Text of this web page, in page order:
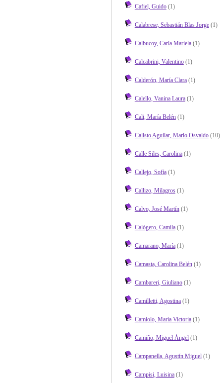
Cafiel, Guido(1)
Calabrese, Sebastián Blas Jorge(1)
Calbucoy, Carla Mariela(1)
Calcabrini, Valentino(1)
Calderón, María Clara(1)
Calello, Vanina Laura(1)
Cali, María Belén(1)
Calisto Aguilar, Mario Osvaldo(10)
Calle Siles, Carolina(1)
Callejo, Sofía(1)
Callizo, Milagros(1)
Calvo, José Martín(1)
Calógero, Camila(1)
Camarano, María(1)
Camasta, Carolina Belén(1)
Cambareri, Giuliano(1)
Camilletti, Agostina(1)
Camiolo, María Victoria(1)
Camiño, Miguel Ángel(1)
Campanella, Agustín Miguel(1)
Campisi, Luisina(1)